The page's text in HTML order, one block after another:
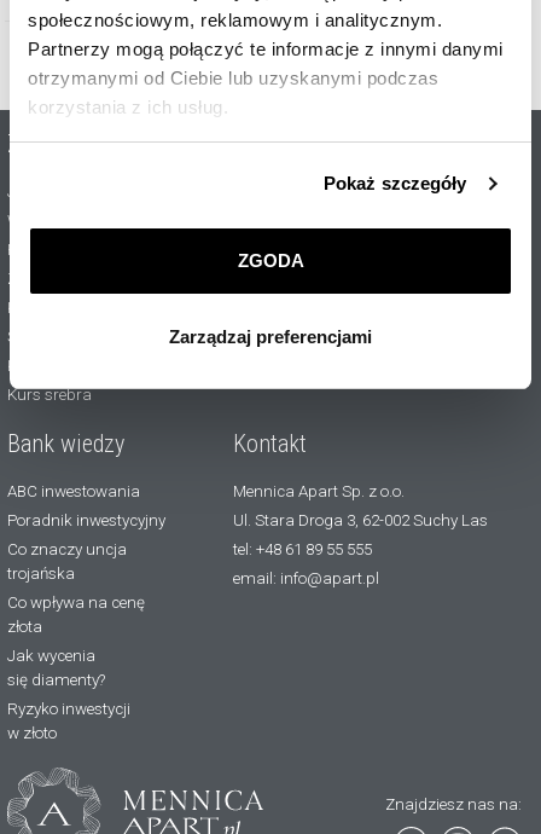
społecznościowym, reklamowym i analitycznym.
Partnerzy mogą połączyć te informacje z innymi danymi
otrzymanymi od Ciebie lub uzyskanymi podczas
korzystania z ich usług.
przez nas plików cookie znajdziesz wPolityce
korzystamy. Możesz również wybrać jaki rodzaj plików
Zarządzaj preferencjami
Pokaż szczegóły
ZGODA
Zarządzaj preferencjami
Zakupy online
Jak kupować?
Wysyłka i płatność
Regulamin
Zwroty
Kontakt
Skup
Kurs złota
Kurs srebra
Firma
Zgłaszanie naruszeń
Bank wiedzy
ABC inwestowania
Poradnik inwestycyjny
Co znaczy uncja
trojańska
Co wpływa na cenę
złota
Jak wycenia
się diamenty?
Ryzyko inwestycji
w złoto
Kontakt
Mennica Apart Sp. z o.o.
Ul. Stara Droga 3, 62-002 Suchy Las
tel: +48 61 89 55 555
email: info@apart.pl
Znajdziesz nas na: